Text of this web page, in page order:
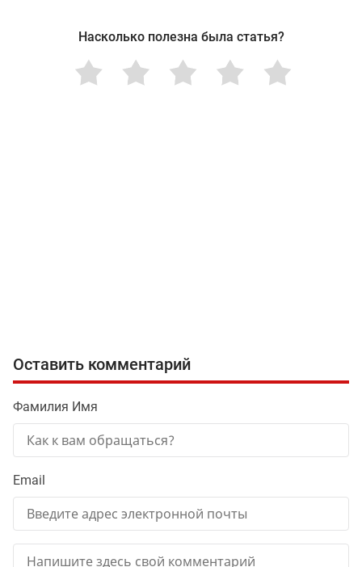
Насколько полезна была статья?
Оставить комментарий
Фамилия Имя
Email